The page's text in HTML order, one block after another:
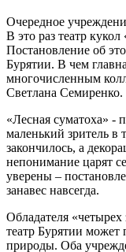
Очередное
В это раз театр
Постановление об
Бурятии. В чем
многочисленным
Светлана Семиренко.
«Лесная суматоха» -
маленький зритель в
закончилось, а
непонимание царят
уверены –
занавес навсегда.
Обладателя
театр Бурятии может
природы. Оба